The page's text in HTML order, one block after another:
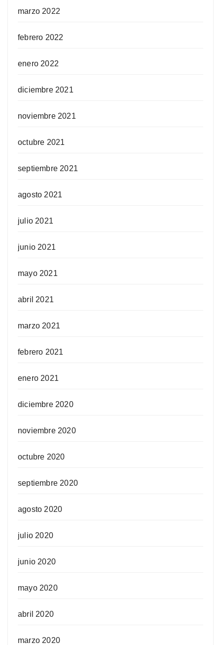
marzo 2022
febrero 2022
enero 2022
diciembre 2021
noviembre 2021
octubre 2021
septiembre 2021
agosto 2021
julio 2021
junio 2021
mayo 2021
abril 2021
marzo 2021
febrero 2021
enero 2021
diciembre 2020
noviembre 2020
octubre 2020
septiembre 2020
agosto 2020
julio 2020
junio 2020
mayo 2020
abril 2020
marzo 2020